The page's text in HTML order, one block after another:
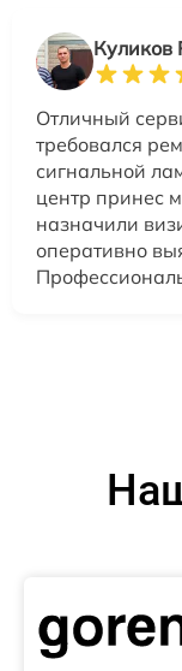
Куликов
Отличный
требовался
сигнальной
центр принес
назначили
оперативно